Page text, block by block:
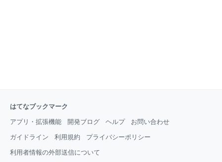
はてなブックマーク
アプリ・拡張機能 開発ブログ ヘルプ お問い合わせ
ガイドライン 利用規約 プライバシーポリシー
利用者情報の外部送信について